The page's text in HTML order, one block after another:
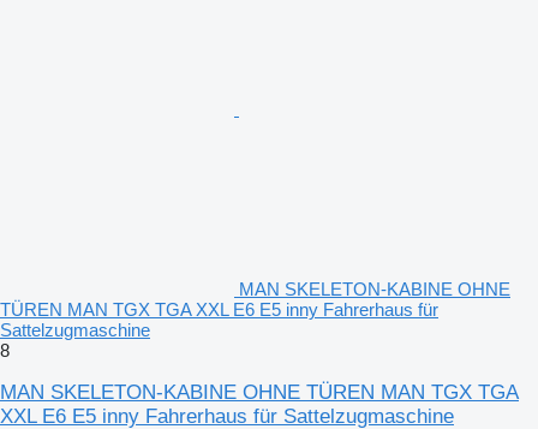
MAN SKELETON-KABINE OHNE
TÜREN MAN TGX TGA XXL E6 E5 inny Fahrerhaus für
Sattelzugmaschine
8
MAN SKELETON-KABINE OHNE TÜREN MAN TGX TGA
XXL E6 E5 inny Fahrerhaus für Sattelzugmaschine